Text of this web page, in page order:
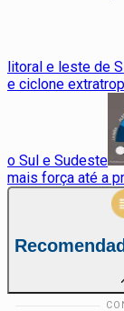
litoral e leste de
e ciclone
o Sul e Sudeste
mais força até a